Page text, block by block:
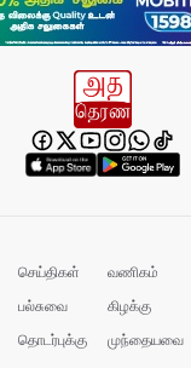
எல் நினோவை
வனஜீவராசிகள்
வேண்டும்!
ரவிகரன் கோரிக்கை!
செய்திகள் வணிகம்
பல்சுவை கிழக்கு
தொடர்புக்கு முந்தையவை